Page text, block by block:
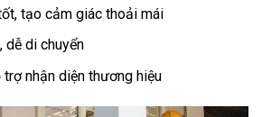
tạo cảm giác thoải mái
dễ di chuyển
trợ nhận diện thương hiệu